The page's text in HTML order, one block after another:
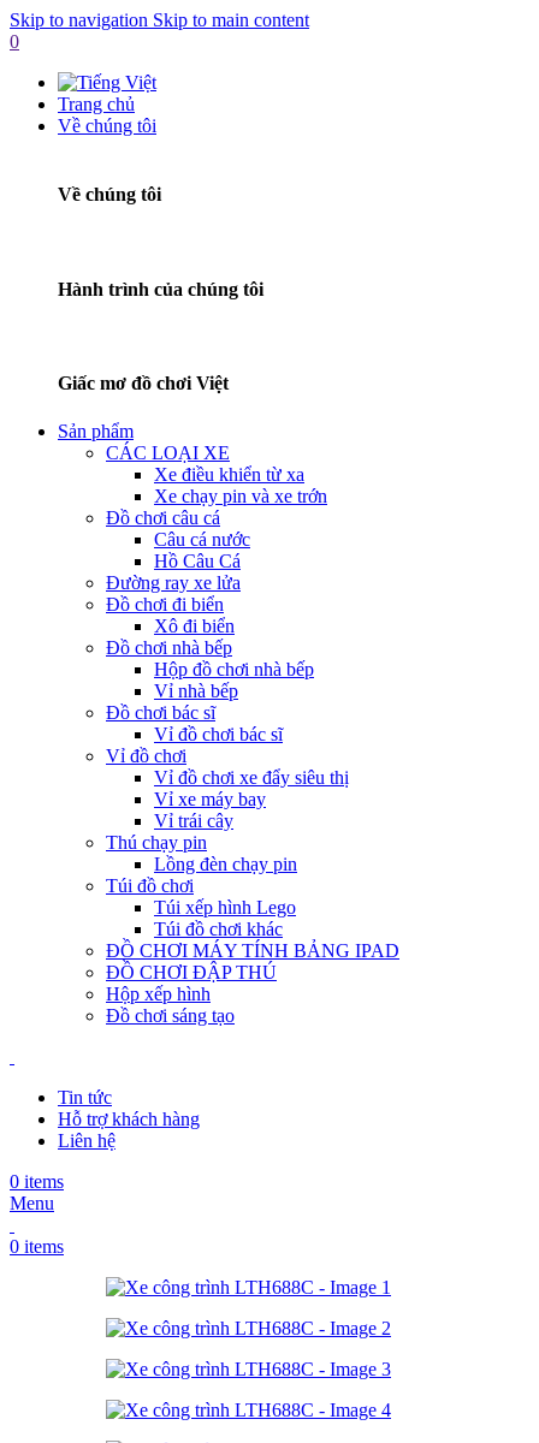
Skip to navigation Skip to main content
0
Trang chủ
Về chúng tôi
Về chúng tôi
Hành trình của chúng tôi
Giấc mơ đồ chơi Việt
Sản phẩm
CÁC LOẠI XE
Xe điều khiển từ xa
Xe chạy pin và xe trớn
Đồ chơi câu cá
Câu cá nước
Hồ Câu Cá
Đường ray xe lửa
Đồ chơi đi biển
Xô đi biển
Đồ chơi nhà bếp
Hộp đồ chơi nhà bếp
Vỉ nhà bếp
Đồ chơi bác sĩ
Vỉ đồ chơi bác sĩ
Vỉ đồ chơi
Vỉ đồ chơi xe đẩy siêu thị
Vỉ xe máy bay
Vỉ trái cây
Thú chạy pin
Lồng đèn chạy pin
Túi đồ chơi
Túi xếp hình Lego
Túi đồ chơi khác
ĐỒ CHƠI MÁY TÍNH BẢNG IPAD
ĐỒ CHƠI ĐẬP THÚ
Hộp xếp hình
Đồ chơi sáng tạo
Tin tức
Hỗ trợ khách hàng
Liên hệ
0 items
Menu
0 items